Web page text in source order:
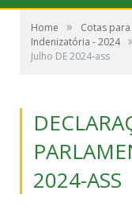
Home »
Cotas
Indenizatória - 2024
Julho DE 2024-ass
2024-ASS